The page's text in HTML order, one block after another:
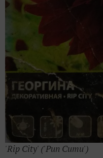
'Rip City' ('Рип Сити')